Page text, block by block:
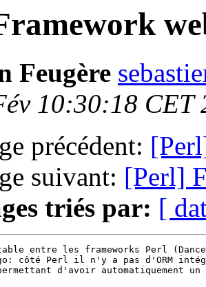
Feugère
10:30:18 CET
précédent:
suivant: [Perl]
triés par: [
entre les frameworks Perl
côté Perl il n'y a pas d'ORM
d'avoir automatiquement un